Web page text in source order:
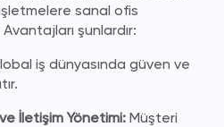
sanal ofis
şunlardır:
iş dünyasında güven ve
İletişim Yönetimi:Müşteri